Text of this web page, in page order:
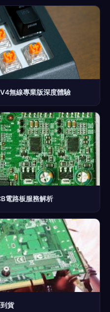
無線專業版深度體驗
電路板服務解析
貨